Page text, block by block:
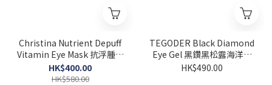
Christina Nutrient Depuff
Vitamin Eye Mask 抗浮腫亮
眸眼膜 60ml
HK$400.00
HK$580.00
TEGODER Black Diamond
Eye Gel 黑鑽黑松露海洋眼
膠原 15ml
HK$490.00